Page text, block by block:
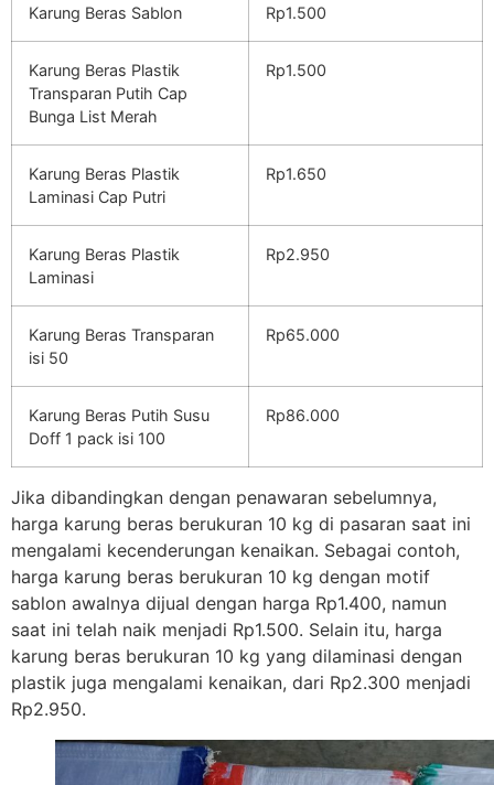
Karung Beras Sablon Rp1.500
Karung Beras Plastik
Transparan Putih Cap
Bunga List Merah
Rp1.500
Karung Beras Plastik
Laminasi Cap Putri
Rp1.650
Karung Beras Plastik
Laminasi
Rp2.950
Karung Beras Transparan
isi 50
Rp65.000
Karung Beras Putih Susu
Doff 1 pack isi 100
Rp86.000
Jika dibandingkan dengan penawaran sebelumnya,
harga karung beras berukuran 10 kg di pasaran saat ini
mengalami kecenderungan kenaikan. Sebagai contoh,
harga karung beras berukuran 10 kg dengan motif
sablon awalnya dijual dengan harga Rp1.400, namun
saat ini telah naik menjadi Rp1.500. Selain itu, harga
karung beras berukuran 10 kg yang dilaminasi dengan
plastik juga mengalami kenaikan, dari Rp2.300 menjadi
Rp2.950.